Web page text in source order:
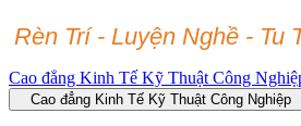
Rèn Trí - Luyện Nghề - Tu
Cao đẳng Kinh Tế Kỹ Thuật Công
Cao đẳng Kinh Tế Kỹ Thuật Công Nghiệp